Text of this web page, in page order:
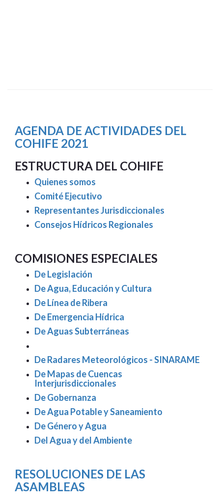
AGENDA DE ACTIVIDADES DEL
COHIFE 2021
ESTRUCTURA DEL COHIFE
Quienes somos
Comité Ejecutivo
Representantes Jurisdiccionales
Consejos Hídricos Regionales
COMISIONES ESPECIALES
De Legislación
De Agua, Educación y Cultura
De Línea de Ribera
De Emergencia Hídrica
De Aguas Subterráneas
De Radares Meteorológicos - SINARAME
De Mapas de Cuencas
Interjurisdiccionales
De Gobernanza
De Agua Potable y Saneamiento
De Género y Agua
Del Agua y del Ambiente
RESOLUCIONES DE LAS
ASAMBLEAS